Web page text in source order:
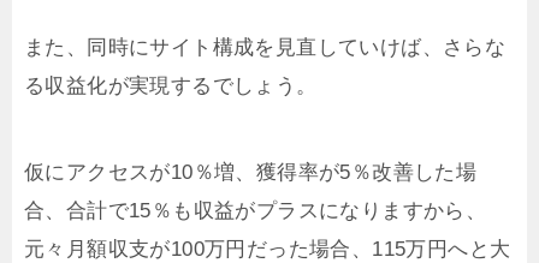
また、同時にサイト構成を見直していけば、さらな
る収益化が実現するでしょう。
仮にアクセスが10％増、獲得率が5％改善した場
合、合計で15％も収益がプラスになりますから、
元々月額収支が100万円だった場合、115万円へと大